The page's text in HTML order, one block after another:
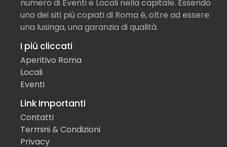
numero di Eventi e Locali nella capitale. Essendo
uno dei siti più copiati di Roma è, oltre ad essere
una lusinga, una garanzia di qualità.
I più cliccati
Aperitivo Roma
Locali
Eventi
Link Importanti
Contatti
Termini & Condizioni
Privacy